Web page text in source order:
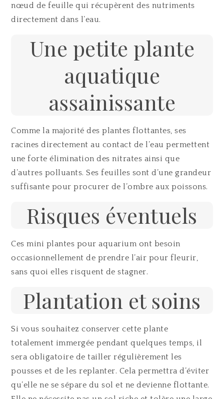
nœud de feuille qui récupèrent des nutriments
directement dans l’eau.
Une petite plante
aquatique
assainissante
Comme la majorité des plantes flottantes, ses
racines directement au contact de l’eau permettent
une forte élimination des nitrates ainsi que
d’autres polluants. Ses feuilles sont d’une grandeur
suffisante pour procurer de l’ombre aux poissons.
Risques éventuels
Ces mini plantes pour aquarium ont besoin
occasionnellement de prendre l’air pour fleurir,
sans quoi elles risquent de stagner.
Plantation et soins
Si vous souhaitez conserver cette plante
totalement immergée pendant quelques temps, il
sera obligatoire de tailler régulièrement les
pousses et de les replanter. Cela permettra d’éviter
qu’elle ne se sépare du sol et ne devienne flottante.